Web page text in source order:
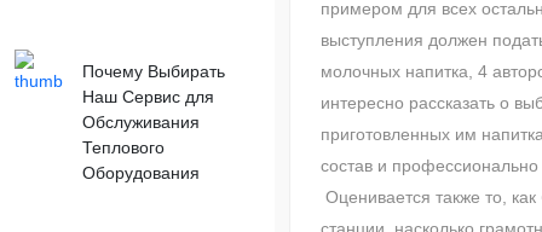
Почему Выбирать
Наш Сервис для
Обслуживания
Теплового
Оборудования
примером для всех
выступления должен
молочных напитка, 4
интересно рассказать о
приготовленных им
состав и профессионально
Оценивается также то,